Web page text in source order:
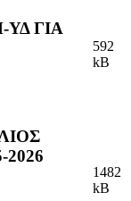
ΥΔ ΓΙΑ
592
kB
1482
kB